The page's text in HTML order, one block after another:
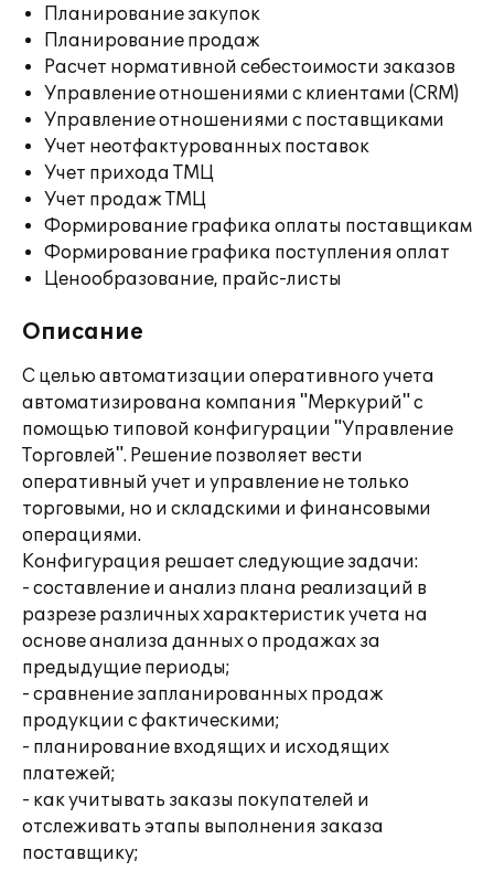
Планирование закупок
Планирование продаж
Расчет нормативной себестоимости заказов
Управление отношениями с клиентами (CRM)
Управление отношениями с поставщиками
Учет неотфактурованных поставок
Учет прихода ТМЦ
Учет продаж ТМЦ
Формирование графика оплаты поставщикам
Формирование графика поступления оплат
Ценообразование, прайс-листы
Описание
С целью автоматизации оперативного учета
автоматизирована компания "Меркурий" с
помощью типовой конфигурации "Управление
Торговлей". Решение позволяет вести
оперативный учет и управление не только
торговыми, но и складскими и финансовыми
операциями.
Конфигурация решает следующие задачи:
- составление и анализ плана реализаций в
разрезе различных характеристик учета на
основе анализа данных о продажах за
предыдущие периоды;
- сравнение запланированных продаж
продукции с фактическими;
- планирование входящих и исходящих
платежей;
- как учитывать заказы покупателей и
отслеживать этапы выполнения заказа
поставщику;